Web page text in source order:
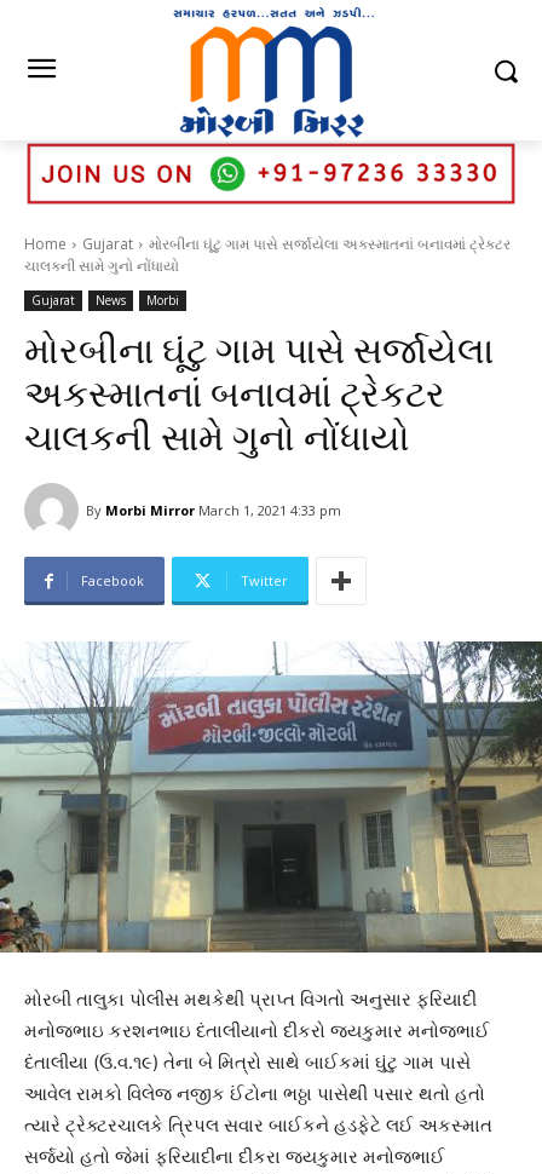
Home Gujarat
મોરબીના ઘૂંટુ ગામ પાસે સર્જાયેલા અકસ્માતનાં બનાવમાં ટ્રેકટર
ચાલકની સામે ગુનો નોંધાયો
Gujarat News Morbi
મોરબીના ઘૂંટુ ગામ પાસે સર્જાયેલા
અકસ્માતનાં બનાવમાં ટ્રેકટર
ચાલકની સામે ગુનો નોંધાયો
By Morbi Mirror March 1, 2021 4:33 pm
Facebook Twitter
મોરબી તાલુકા પોલીસ મથકેથી પ્રાપ્ત વિગતો અનુસાર ફરિયાદી
મનોજભાઇ કરશનભાઇ દંતાલીયાનો દીકરો જયકુમાર મનોજભાઈ
દંતાલીયા (ઉ.વ.૧૯) તેના બે મિત્રો સાથે બાઈકમાં ઘુંટુ ગામ પાસે
આવેલ રામકો વિલેજ નજીક ઈંટોના ભઠ્ઠા પાસેથી પસાર થતો હતો
ત્યારે ટ્રેક્ટરચાલકે ત્રિપલ સવાર બાઈકને હડફેટે લઈ અકસ્માત
સર્જયો હતો જેમાં ફરિયાદીના દીકરા જયકુમાર મનોજભાઈ